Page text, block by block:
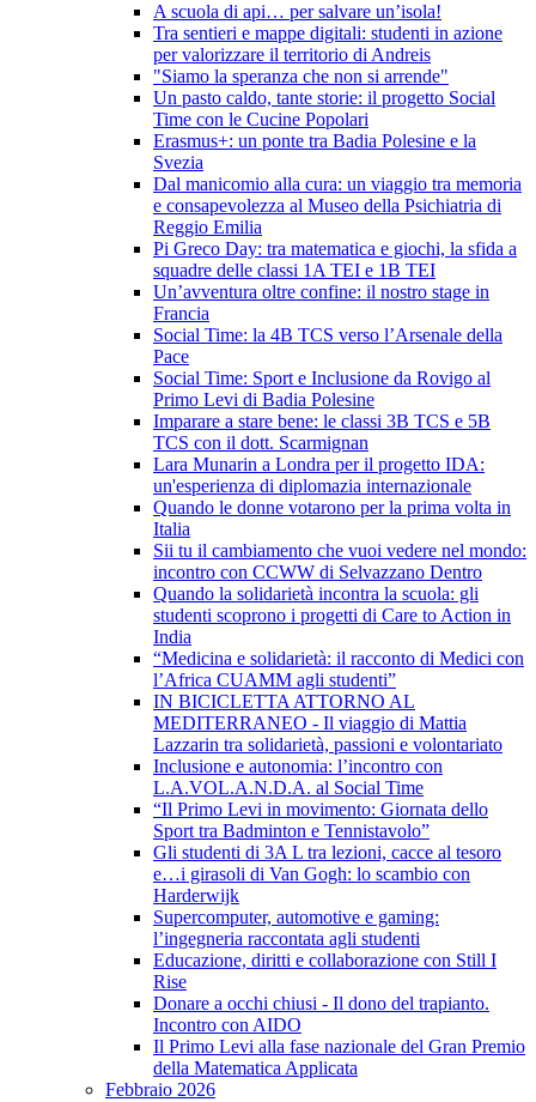
A scuola di api… per salvare un’isola!
Tra sentieri e mappe digitali: studenti in azione
per valorizzare il territorio di Andreis
"Siamo la speranza che non si arrende"
Un pasto caldo, tante storie: il progetto Social
Time con le Cucine Popolari
Erasmus+: un ponte tra Badia Polesine e la
Svezia
Dal manicomio alla cura: un viaggio tra memoria
e consapevolezza al Museo della Psichiatria di
Reggio Emilia
Pi Greco Day: tra matematica e giochi, la sfida a
squadre delle classi 1A TEI e 1B TEI
Un’avventura oltre confine: il nostro stage in
Francia
Social Time: la 4B TCS verso l’Arsenale della
Pace
Social Time: Sport e Inclusione da Rovigo al
Primo Levi di Badia Polesine
Imparare a stare bene: le classi 3B TCS e 5B
TCS con il dott. Scarmignan
Lara Munarin a Londra per il progetto IDA:
un'esperienza di diplomazia internazionale
Quando le donne votarono per la prima volta in
Italia
Sii tu il cambiamento che vuoi vedere nel mondo:
incontro con CCWW di Selvazzano Dentro
Quando la solidarietà incontra la scuola: gli
studenti scoprono i progetti di Care to Action in
India
“Medicina e solidarietà: il racconto di Medici con
l’Africa CUAMM agli studenti”
IN BICICLETTA ATTORNO AL
MEDITERRANEO - Il viaggio di Mattia
Lazzarin tra solidarietà, passioni e volontariato
Inclusione e autonomia: l’incontro con
L.A.VOL.A.N.D.A. al Social Time
“Il Primo Levi in movimento: Giornata dello
Sport tra Badminton e Tennistavolo”
Gli studenti di 3A L tra lezioni, cacce al tesoro
e…i girasoli di Van Gogh: lo scambio con
Harderwijk
Supercomputer, automotive e gaming:
l’ingegneria raccontata agli studenti
Educazione, diritti e collaborazione con Still I
Rise
Donare a occhi chiusi - Il dono del trapianto.
Incontro con AIDO
Il Primo Levi alla fase nazionale del Gran Premio
della Matematica Applicata
Febbraio 2026